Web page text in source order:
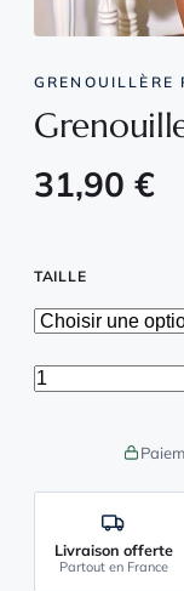
GRENOUILLÈRE
31,90 €
TAILLE
quantité de
Livraison offerte
Partout en France